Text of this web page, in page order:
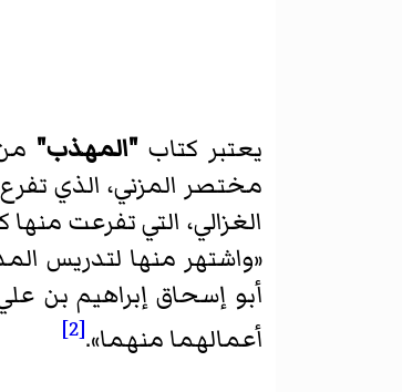
يعتبر كتاب"المهذب"
مختصر المزني، الذي
الغزالي، التي تفرعت
«واشتهر منها لتدريس
أبو إسحاق إبراهيم بن
أعمالهما منهما».
[2]